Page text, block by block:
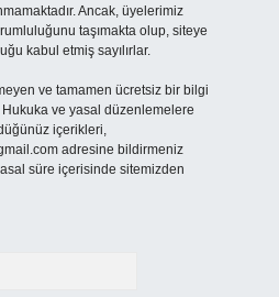
Ancak, üyelerimiz
taşımakta olup, siteye
kabul etmiş sayılırlar.
ve tamamen ücretsiz bir bilgi
Hukuka ve yasal düzenlemelere
içerikleri,
adresine bildirmeniz
süre içerisinde sitemizden